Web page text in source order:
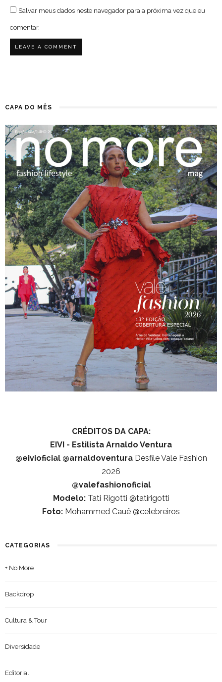
Salvar meus dados neste navegador para a próxima vez que eu
comentar.
CAPA DO MÊS
CRÉDITOS DA CAPA:
EIVI - Estilista Arnaldo Ventura
@eivioficial @arnaldoventuraDesfile Vale Fashion
2026
@valefashionoficial
Modelo:Tati Rigotti @tatirigotti
Foto: Mohammed Cauê @celebreiros
CATEGORIAS
+ No More
Backdrop
Cultura & Tour
Diversidade
Editorial